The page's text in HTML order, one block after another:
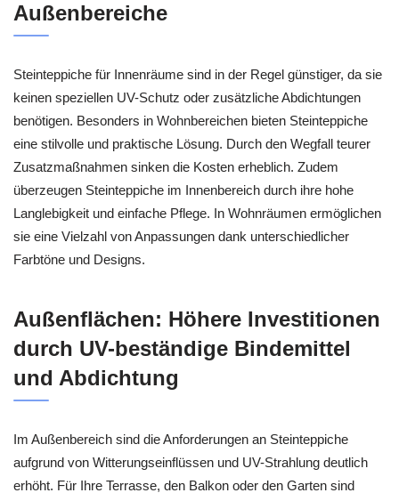
Außenbereiche
Steinteppiche für Innenräume sind in der Regel günstiger, da sie
keinen speziellen UV-Schutz oder zusätzliche Abdichtungen
benötigen. Besonders in Wohnbereichen bieten Steinteppiche
eine stilvolle und praktische Lösung. Durch den Wegfall teurer
Zusatzmaßnahmen sinken die Kosten erheblich. Zudem
überzeugen Steinteppiche im Innenbereich durch ihre hohe
Langlebigkeit und einfache Pflege. In Wohnräumen ermöglichen
sie eine Vielzahl von Anpassungen dank unterschiedlicher
Farbtöne und Designs.
Außenflächen: Höhere Investitionen
durch UV-beständige Bindemittel
und Abdichtung
Im Außenbereich sind die Anforderungen an Steinteppiche
aufgrund von Witterungseinflüssen und UV-Strahlung deutlich
erhöht. Für Ihre Terrasse, den Balkon oder den Garten sind